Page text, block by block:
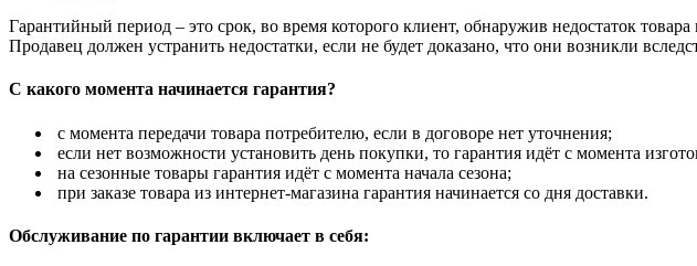
Гарантийный период – это срок, во время которого клиент, обнаружив недостаток
Продавец должен устранить недостатки, если не будет доказано, что они возникли
С какого момента начинается гарантия?
с момента передачи товара потребителю, если в договоре нет уточнения;
если нет возможности установить день покупки, то гарантия идёт с момента
на сезонные товары гарантия идёт с момента начала сезона;
при заказе товара из интернет-магазина гарантия начинается со дня доставки.
Обслуживание по гарантии включает в себя: